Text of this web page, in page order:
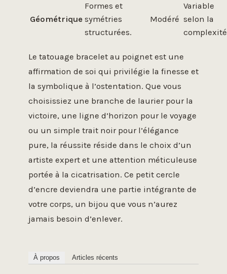
Géométrique
Formes et
symétries
structurées.
Modéré
Variable
selon la
complexité
Le tatouage bracelet au poignet est une
affirmation de soi qui privilégie la finesse et
la symbolique à l’ostentation. Que vous
choisissiez une branche de laurier pour la
victoire, une ligne d’horizon pour le voyage
ou un simple trait noir pour l’élégance
pure, la réussite réside dans le choix d’un
artiste expert et une attention méticuleuse
portée à la cicatrisation. Ce petit cercle
d’encre deviendra une partie intégrante de
votre corps, un bijou que vous n’aurez
jamais besoin d’enlever.
À propos Articles récents